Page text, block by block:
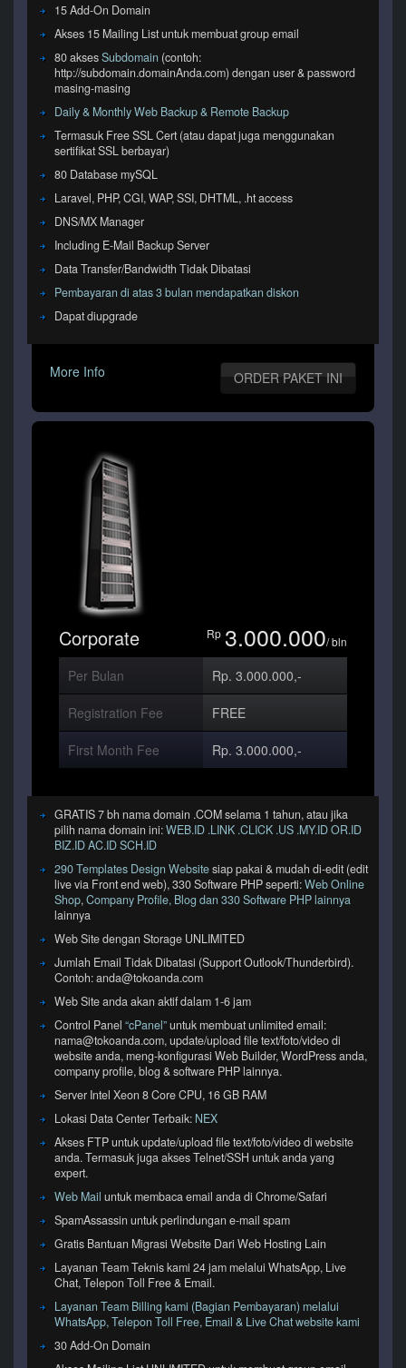
15 Add-On Domain
Akses 15 Mailing List untuk membuat group email
80 aksesSubdomain (contoh:
http://subdomain.domainAnda.com) dengan user & password
masing-masing
Daily & Monthly Web Backup & Remote Backup
Termasuk Free SSL Cert (atau dapat juga menggunakan
sertifikat SSL berbayar)
80 Database mySQL
Laravel, PHP, CGI, WAP, SSI, DHTML, .ht access
DNS/MX Manager
Including E-Mail Backup Server
Data Transfer/Bandwidth Tidak Dibatasi
Pembayaran di atas 3 bulan mendapatkan diskon
Dapat diupgrade
More Info ORDER PAKET INI
Corporate Rp 3.000.000/ bln
Per Bulan Rp. 3.000.000,-
Registration Fee FREE
First Month Fee Rp. 3.000.000,-
GRATIS 7 bh nama domain .COM selama 1 tahun, atau jika
pilih nama domain ini:WEB.ID .LINK .CLICK .US .MY.ID OR.ID
BIZ.ID AC.ID SCH.ID
290 Templates Design Websitesiap pakai & mudah di-edit (edit
live via Front end web), 330 Software PHP seperti:Web Online
Shop, Company Profile, Blog dan 330 Software PHP lainnya
lainnya
Web Site dengan Storage UNLIMITED
Jumlah Email Tidak Dibatasi (Support Outlook/Thunderbird).
Contoh: anda@tokoanda.com
Web Site anda akan aktif dalam 1-6 jam
Control Panel “cPanel”untuk membuat unlimited email:
nama@tokoanda.com, update/upload file text/foto/video di
website anda, meng-konfigurasi Web Builder, WordPress anda,
company profile, blog & software PHP lainnya.
Server Intel Xeon 8 Core CPU, 16 GB RAM
Lokasi Data Center Terbaik: NEX
Akses FTP untuk update/upload file text/foto/video di website
anda. Termasuk juga akses Telnet/SSH untuk anda yang
expert.
Web Mail untuk membaca email anda di Chrome/Safari
SpamAssassin untuk perlindungan e-mail spam
Gratis Bantuan Migrasi Website Dari Web Hosting Lain
Layanan Team Teknis kami 24 jam melalui WhatsApp, Live
Chat, Telepon Toll Free & Email.
Layanan Team Billing kami (Bagian Pembayaran) melalui
WhatsApp, Telepon Toll Free, Email & Live Chat website kami
30 Add-On Domain